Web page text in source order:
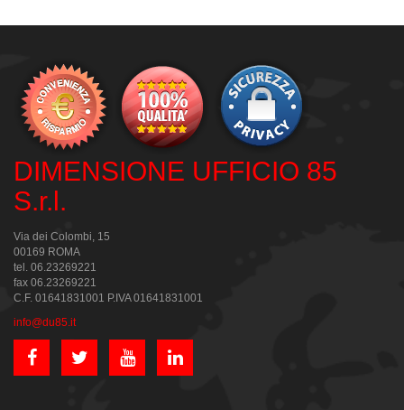
DIMENSIONE UFFICIO 85
S.r.l.
Via dei Colombi, 15
00169 ROMA
tel. 06.23269221
fax 06.23269221
C.F. 01641831001 P.IVA 01641831001
info@du85.it